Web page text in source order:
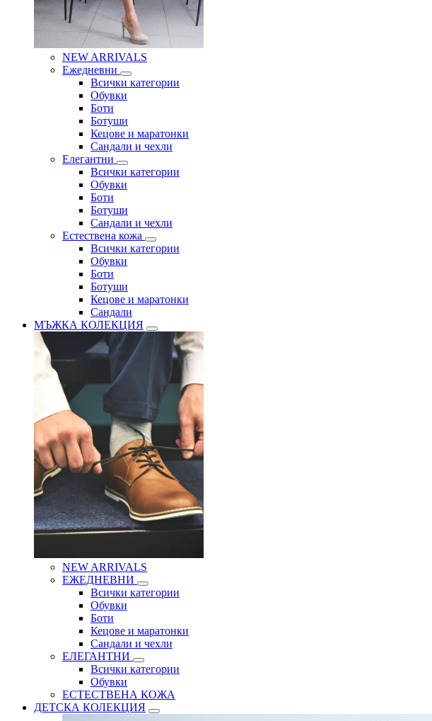
NEW ARRIVALS
Ежедневни
Всички категории
Обувки
Боти
Ботуши
Кецове и маратонки
Сандали и чехли
Елегантни
Всички категории
Обувки
Боти
Ботуши
Сандали и чехли
Естествена кожа
Всички категории
Обувки
Боти
Ботуши
Кецове и маратонки
Сандали
МЪЖКА КОЛЕКЦИЯ
NEW ARRIVALS
ЕЖЕДНЕВНИ
Всички категории
Обувки
Боти
Кецове и маратонки
Сандали и чехли
ЕЛЕГАНТНИ
Всички категории
Обувки
ЕСТЕСТВЕНА КОЖА
ДЕТСКА КОЛЕКЦИЯ